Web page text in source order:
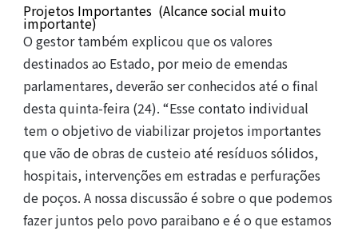
Projetos Importantes (Alcance social muito
importante)
O gestor também explicou que os valores
destinados ao Estado, por meio de emendas
parlamentares, deverão ser conhecidos até o final
desta quinta-feira (24). “Esse contato individual
tem o objetivo de viabilizar projetos importantes
que vão de obras de custeio até resíduos sólidos,
hospitais, intervenções em estradas e perfurações
de poços. A nossa discussão é sobre o que podemos
fazer juntos pelo povo paraibano e é o que estamos